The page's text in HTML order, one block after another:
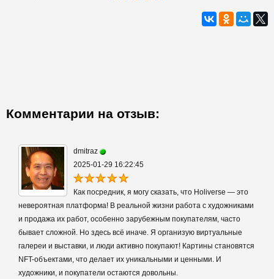
Комментарии на отзыв:
dmitraz
2025-01-29 16:22:45
Как посредник, я могу сказать, что Holiverse — это
невероятная платформа! В реальной жизни работа с художниками
и продажа их работ, особенно зарубежным покупателям, часто
бывает сложной. Но здесь всё иначе. Я организую виртуальные
галереи и выставки, и люди активно покупают! Картины становятся
NFT-объектами, что делает их уникальными и ценными. И
художники, и покупатели остаются довольны.